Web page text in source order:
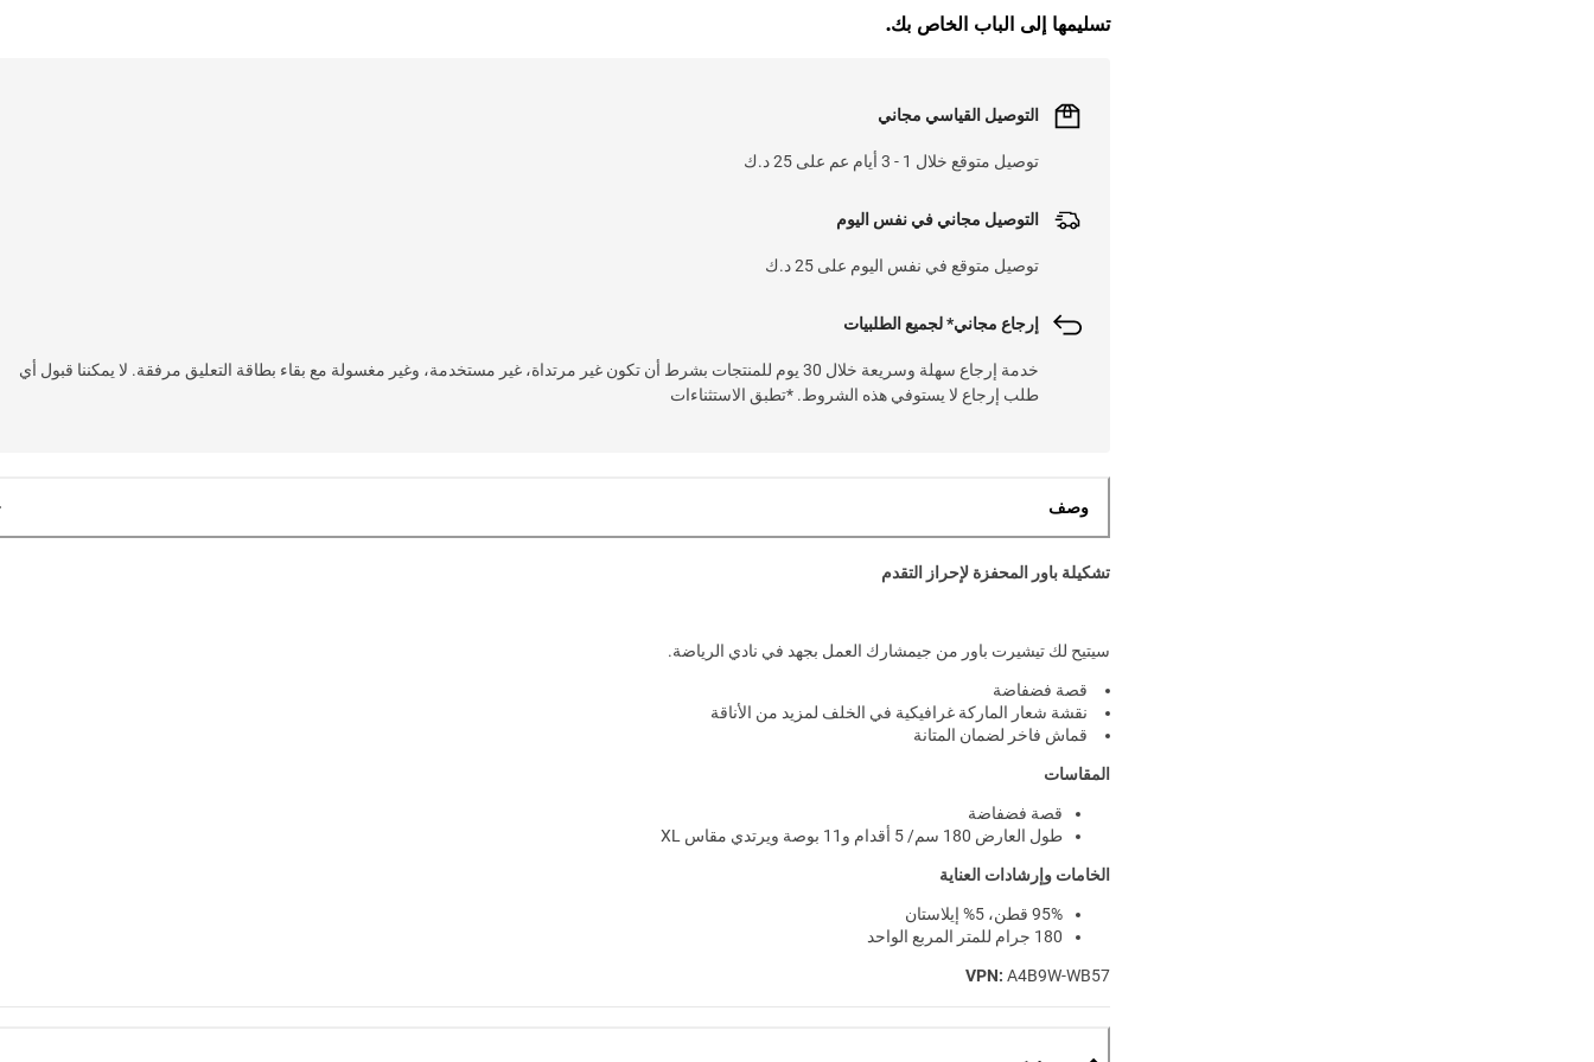
تسليمها إلى الباب الخاص بك.
التوصيل القياسي مجاني
توصيل متوقع خلال 1 - 3 أيام عم على 25 د.ك
التوصيل مجاني في نفس اليوم
توصيل متوقع في نفس اليوم على 25 د.ك
إرجاع مجاني* لجميع الطلبيات
خدمة إرجاع سهلة وسريعة خلال 30 يوم للمنتجات بشرط أن تكون غير مرتداة، غير مستخدمة، وغير مغسولة مع بقاء بطاقة التعليق مرفقة. لا يمكننا قبول أي
طلب إرجاع لا يستوفي هذه الشروط. *تطبق الاستثناءات
وصف
تشكيلة باور المحفزة لإحراز التقدم
سيتيح لك تيشيرت باور من جيمشارك العمل بجهد في نادي الرياضة.
قصة فضفاضة
نقشة شعار الماركة غرافيكية في الخلف لمزيد من الأناقة
قماش فاخر لضمان المتانة
المقاسات
قصة فضفاضة
طول العارض 180 سم/ 5 أقدام و11 بوصة ويرتدي مقاس XL
الخامات وإرشادات العناية
95% قطن، 5% إيلاستان
180 جرام للمتر المربع الواحد
VPN: A4B9W-WB57